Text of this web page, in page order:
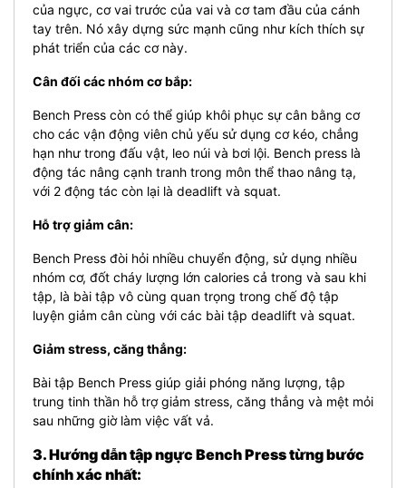
của ngực, cơ vai trước của vai và cơ tam đầu của cánh
tay trên. Nó xây dựng sức mạnh cũng như kích thích sự
phát triển của các cơ này.
Cân đối các nhóm cơ bắp:
Bench Press còn có thể giúp khôi phục sự cân bằng cơ
cho các vận động viên chủ yếu sử dụng cơ kéo, chẳng
hạn như trong đấu vật, leo núi và bơi lội. Bench press là
động tác nâng cạnh tranh trong môn thể thao nâng tạ,
với 2 động tác còn lại là deadlift và squat.
Hỗ trợ giảm cân:
Bench Press đòi hỏi nhiều chuyển động, sử dụng nhiều
nhóm cơ, đốt cháy lượng lớn calories cả trong và sau khi
tập, là bài tập vô cùng quan trọng trong chế độ tập
luyện giảm cân cùng với các bài tập deadlift và squat.
Giảm stress, căng thẳng:
Bài tập Bench Press giúp giải phóng năng lượng, tập
trung tinh thần hỗ trợ giảm stress, căng thẳng và mệt mỏi
sau những giờ làm việc vất vả.
3. Hướng dẫn tập ngực Bench Press từng bước
chính xác nhất: